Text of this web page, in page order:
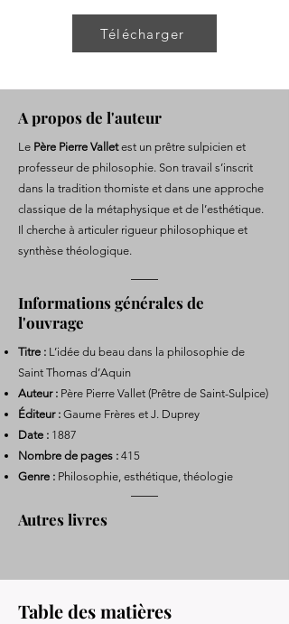
Télécharger
A propos de l'auteur
Le Père Pierre Valletest un prêtre sulpicien et
professeur de philosophie. Son travail s’inscrit
dans la tradition thomiste et dans une approche
classique de la métaphysique et de l’esthétique.
Il cherche à articuler rigueur philosophique et
synthèse théologique.
Informations générales de
l'ouvrage
Titre : L’idée du beau dans la philosophie de
Saint Thomas d’Aquin
Auteur : Père Pierre Vallet (Prêtre de Saint-Sulpice)
Éditeur : Gaume Frères et J. Duprey
Date : 1887
Nombre de pages : 415
Genre : Philosophie, esthétique, théologie
Autres livres
Table des matières